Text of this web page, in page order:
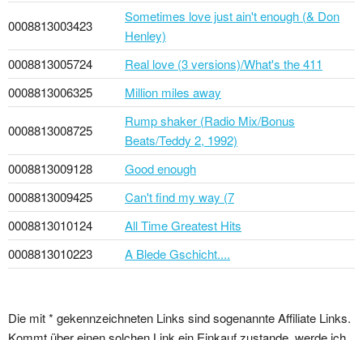
0008813003423
Sometimes love just ain't enough (& Don
Henley)
0008813005724
Real love (3 versions)/What's the 411
0008813006325
Million miles away
0008813008725
Rump shaker (Radio Mix/Bonus
Beats/Teddy 2, 1992)
0008813009128
Good enough
0008813009425
Can't find my way (7
0008813010124
All Time Greatest Hits
0008813010223
A Blede Gschicht....
Die mit * gekennzeichneten Links sind sogenannte Affiliate Links.